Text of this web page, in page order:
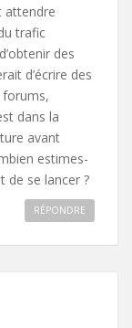
attendre
trafic
des
d’écrire des
forums,
dans la
avant
estimes-
de se lancer ?
RÉPONDRE